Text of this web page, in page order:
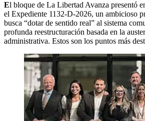
El bloque de La Libertad Avanza presentó
el Expediente 1132-D-2026, un ambicioso
busca “dotar de sentido real” al sistema
profunda reestructuración basada en la
administrativa. Estos son los puntos más